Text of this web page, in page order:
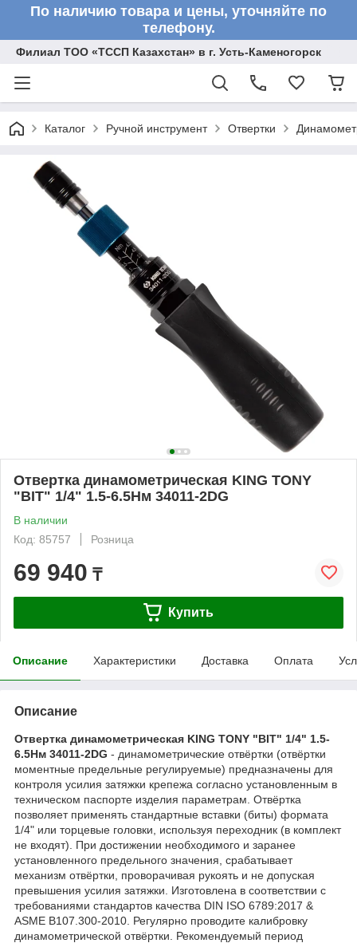
По наличию товара и цены, уточняйте по
телефону.
Филиал ТОО «ТССП Казахстан» в г. Усть-Каменогорск
Каталог Ручной инструмент Отвертки
Отвертка динамометрическая KING TONY
"BIT" 1/4" 1.5-6.5Нм 34011-2DG
В наличии
Код: 85757
Розница
69 940 ₸
Купить
Описание Характеристики Доставка Оплата
Описание
Отвертка динамометрическая KING TONY "BIT" 1/4" 1.5-
6.5Нм 34011-2DG - динамометрические отвёртки (отвёртки
моментные предельные регулируемые) предназначены для
контроля усилия затяжки крепежа согласно установленным в
техническом паспорте изделия параметрам. Отвёртка
позволяет применять стандартные вставки (биты) формата
1/4" или торцевые головки, используя переходник (в комплект
не входят). При достижении необходимого и заранее
установленного предельного значения, срабатывает
механизм отвёртки, проворачивая рукоять и не допуская
превышения усилия затяжки. Изготовлена в соответствии с
требованиями стандартов качества DIN ISO 6789:2017 &
ASME B107.300-2010. Регулярно проводите калибровку
динамометрической отвёртки. Рекомендуемый период